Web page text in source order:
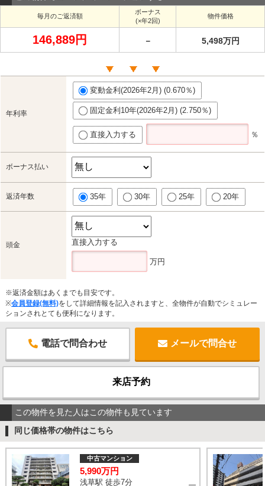
毎月のご返済額
ボーナス
(×年2回)
物件価格
146,889円 － 5,498万円
年利率
変動金利(2026年2月) (0.670％)
固定金利10年(2026年2月) (2.750％)
直接入力する ％
ボーナス払い
返済年数 35年 30年 25年 20年
頭金 直接入力する
万円
※返済金額はあくまでも目安です。
※会員登録(無料)をして詳細情報を記入されますと、全物件が自動でシミュレー
ションされとても便利になります。
電話で問合わせ メールで問合せ
来店予約
この物件を見た人はこの物件も見ています
同じ価格帯の物件はこちら
中古マンション
5,990万円
浅草駅 徒歩7分